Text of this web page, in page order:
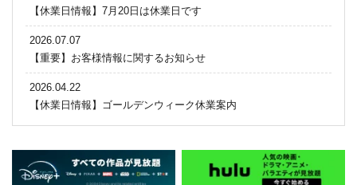
【休業日情報】7月20日は休業日です
2026.07.07
【重要】お客様情報に関するお知らせ
2026.04.22
【休業日情報】ゴールデンウィーク休業案内